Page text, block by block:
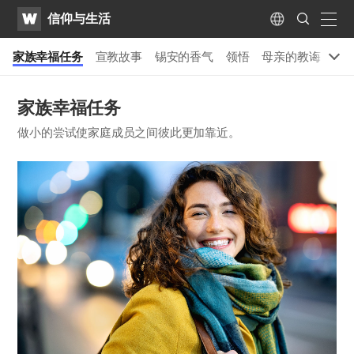
WATV信仰与生活 Language
Search
Submit
家族幸福任务 宣教故事 锡安的香气 领悟 母亲的教诲 奉
家族幸福任务
做小的尝试使家庭成员之间彼此更加靠近。